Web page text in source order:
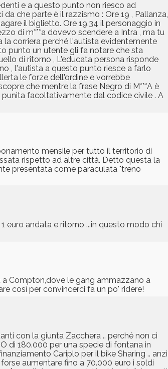
e a questo punto non riesco ad
che parte è il razzismo : Ore 19 , Pallanza,
il biglietto. Ore 19,34 il personaggio in
di m***a dovevo scendere a Intra , ma tu
corriera perché l'autista evidentemente
punto un utente gli fa notare che sta
di ritorno , L'educata persona risponde
, l'autista a questo punto riesce a farlo
le forze dell'ordine e vorrebbe
che mentre la frase Negro di M***A è
punita facoltativamente dal codice civile . A
mensile per tutto il territorio di
rispetto ad altre città. Detto questa la
presentata come paraculata "treno
1 euro andata e ritorno ...in questo modo chi
a Compton,dove le gang ammazzano a
così per convincerci fa un po' ridere!
con la giunta Zacchera .. perché non ci
di 180.000 per una specie di fontana in
Cariplo per il bike Sharing .. anzi
aumentare fino a 70.000 euro i soldi